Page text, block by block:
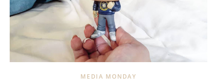
MEDIA MONDAY